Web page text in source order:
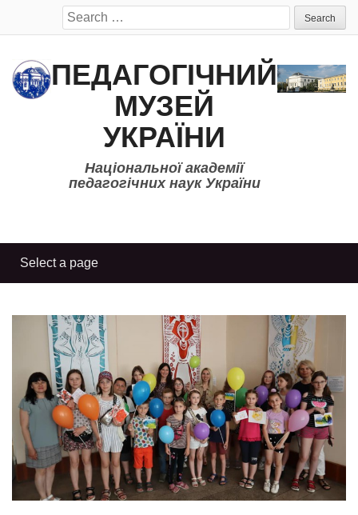
Search
for:
ПЕДАГОГІЧНИЙ
МУЗЕЙ
УКРАЇНИ
Національної академії
педагогічних наук України